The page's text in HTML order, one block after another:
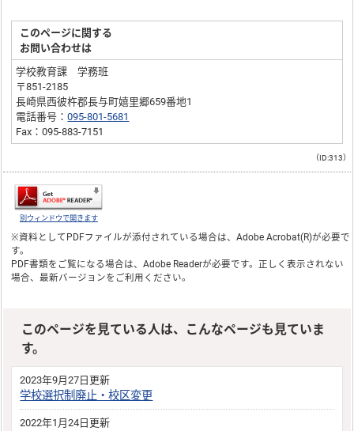
このページに関する
お問い合わせは
学校教育課 学務班
〒851-2185
長崎県西彼杵郡長与町嬉里郷659番地1
電話番号：095-801-5681
Fax：095-883-7151
（ID:313）
別ウィンドウで開きます
※資料としてPDFファイルが添付されている場合は、Adobe Acrobat(R)が必要で
す。
PDF書類をご覧になる場合は、Adobe Readerが必要です。正しく表示されない
場合、最新バージョンをご利用ください。
このページを見ている人は、こんなページも見ていま
す。
2023年9月27日更新
学校選択制廃止・校区変更
2022年1月24日更新